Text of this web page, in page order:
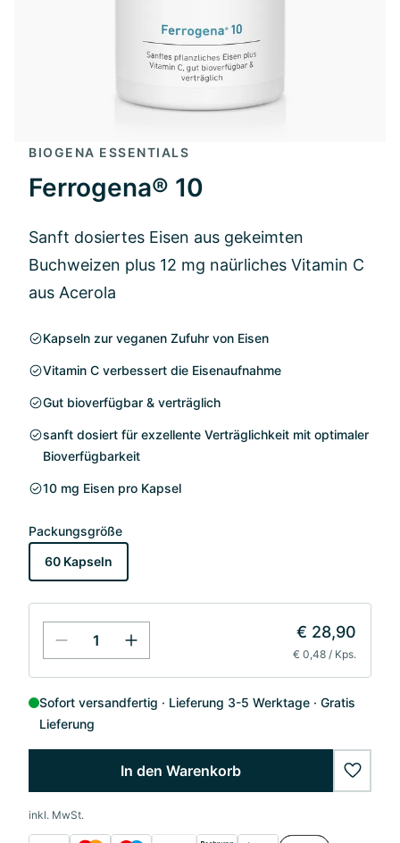
BIOGENA ESSENTIALS
Ferrogena® 10
Sanft dosiertes Eisen aus gekeimten
Buchweizen plus 12 mg naürliches Vitamin C
aus Acerola
Kapseln zur veganen Zufuhr von Eisen
Vitamin C verbessert die Eisenaufnahme
Gut bioverfügbar & verträglich
sanft dosiert für exzellente Verträglichkeit mit optimaler
Bioverfügbarkeit
10 mg Eisen pro Kapsel
Packungsgröße
60 Kapseln
€ 28,90
€ 0,48 / Kps.
Sofort versandfertig Lieferung 3-5 Werktage
Gratis
Lieferung
In den Warenkorb
inkl. MwSt.